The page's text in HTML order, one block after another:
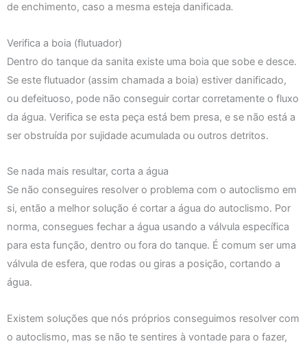
de enchimento, caso a mesma esteja danificada.
Verifica a boia (flutuador)
Dentro do tanque da sanita existe uma boia que sobe e desce.
Se este flutuador (assim chamada a boia) estiver danificado,
ou defeituoso, pode não conseguir cortar corretamente o fluxo
da água. Verifica se esta peça está bem presa, e se não está a
ser obstruída por sujidade acumulada ou outros detritos.
Se nada mais resultar, corta a água
Se não conseguires resolver o problema com o autoclismo em
si, então a melhor solução é cortar a água do autoclismo. Por
norma, consegues fechar a água usando a válvula específica
para esta função, dentro ou fora do tanque. É comum ser uma
válvula de esfera, que rodas ou giras a posição, cortando a
água.
Existem soluções que nós próprios conseguimos resolver com
o autoclismo, mas se não te sentires à vontade para o fazer,